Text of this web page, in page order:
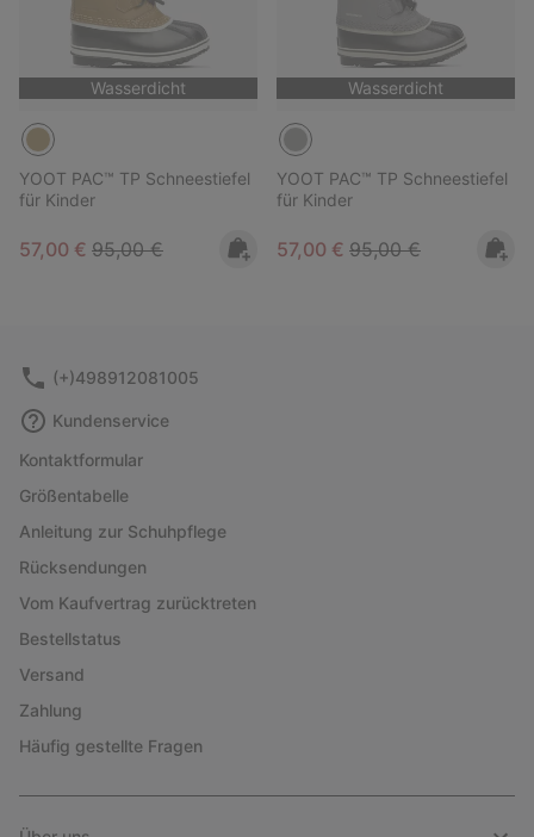
Wasserdicht
YOOT PAC™ TP Schneestiefel
für Kinder
Sale price:
57,00 € Regular price:
95,00 €
Wasserdicht
YOOT PAC™ TP Schneestiefel
für Kinder
Sale price:
57,00 € Regular price:
95,00 €
(+)498912081005
Kundenservice
Kontaktformular
Größentabelle
Anleitung zur Schuhpflege
Rücksendungen
Vom Kaufvertrag zurücktreten
Bestellstatus
Versand
Zahlung
Häufig gestellte Fragen